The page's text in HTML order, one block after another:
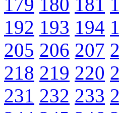
192 193 194
205 206 207
218 219 220
231 232 233